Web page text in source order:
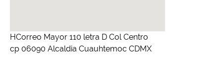
HCorreo Mayor 110 letra D Col Centro
cp 06090 Alcaldia Cuauhtemoc CDMX